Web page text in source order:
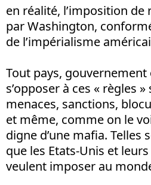
en réalité, l’imposition
par Washington,
de l’impérialisme
Tout pays,
s’opposer à ces « règles »
menaces, sanctions,
et même, comme on le
digne d’une mafia. Telles
que les Etats-Unis et
veulent imposer au